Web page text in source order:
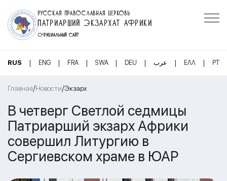
РУССКАЯ ПРАВОСЛАВНАЯ ЦЕРКОВЬ
ПАТРИАРШИЙ ЭКЗАРХАТ АФРИКИ
ОФИЦИАЛЬНЫЙ САЙТ
RUS | ENG | FRA | SWA | DEU | عرب | ΕΛΛ | PT
Главная/Новости/Экзарх
В четверг Светлой седмицы
Патриарший экзарх Африки
совершил Литургию в
Сергиевском храме в ЮАР